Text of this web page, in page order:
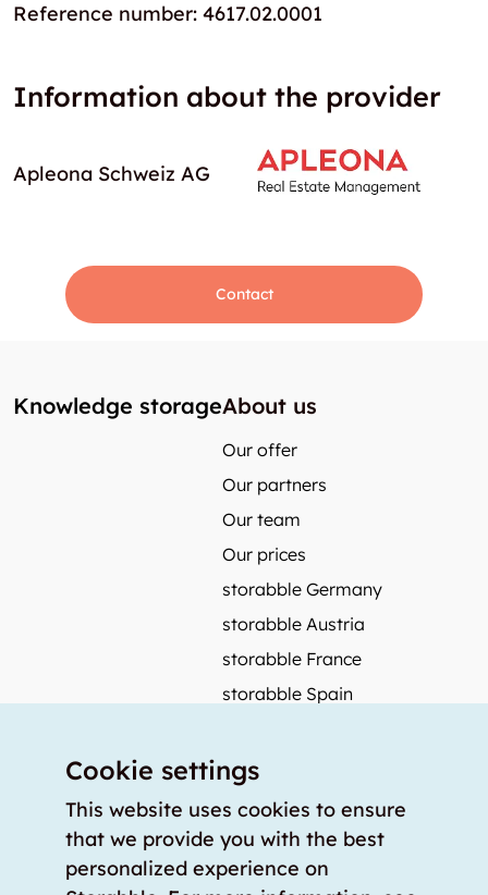
Reference number: 4617.02.0001
Information about the provider
Apleona Schweiz AG
Contact
Knowledge storageAbout us
Our offer
Our partners
Our team
Our prices
storabble Germany
storabble Austria
storabble France
storabble Spain
Press coverage
How to calculate the size of a storage room?
How much does a storage room cost?
Cookie settings
This website uses cookies to ensure
that we provide you with the best
personalized experience on